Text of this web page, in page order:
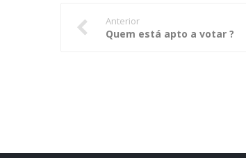
Anterior
Quem está apto a votar ?